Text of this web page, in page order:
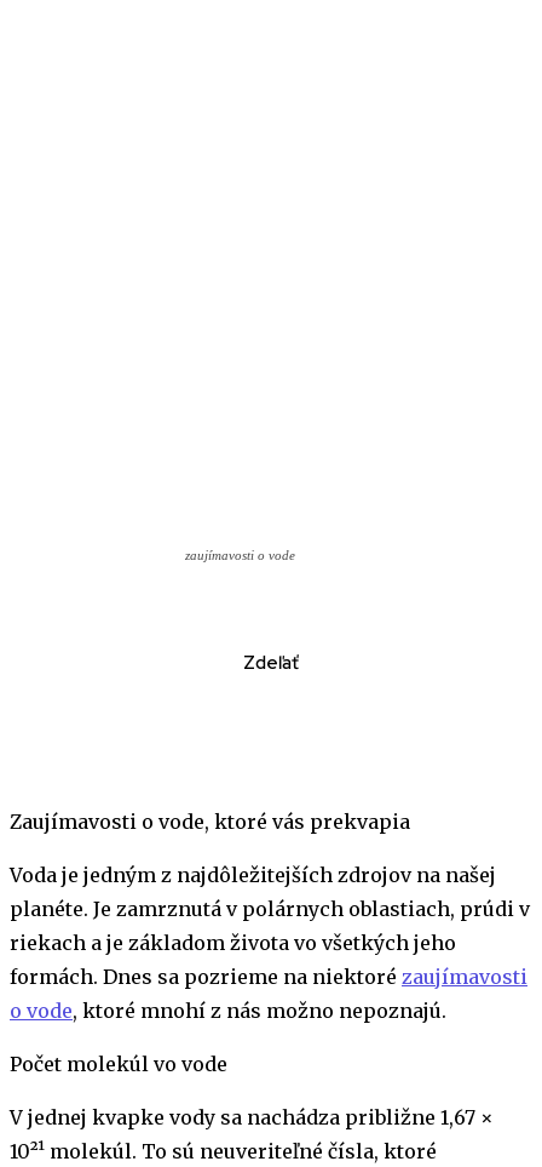
zaujímavosti o vode
Zdeľať
Zaujímavosti o vode, ktoré vás prekvapia
Voda je jedným z najdôležitejších zdrojov na našej
planéte. Je zamrznutá v polárnych oblastiach, prúdi v
riekach a je základom života vo všetkých jeho
formách. Dnes sa pozrieme na niektoré zaujímavosti
o vode, ktoré mnohí z nás možno nepoznajú.
Počet molekúl vo vode
V jednej kvapke vody sa nachádza približne 1,67 ×
10²¹ molekúl. To sú neuveriteľné čísla, ktoré